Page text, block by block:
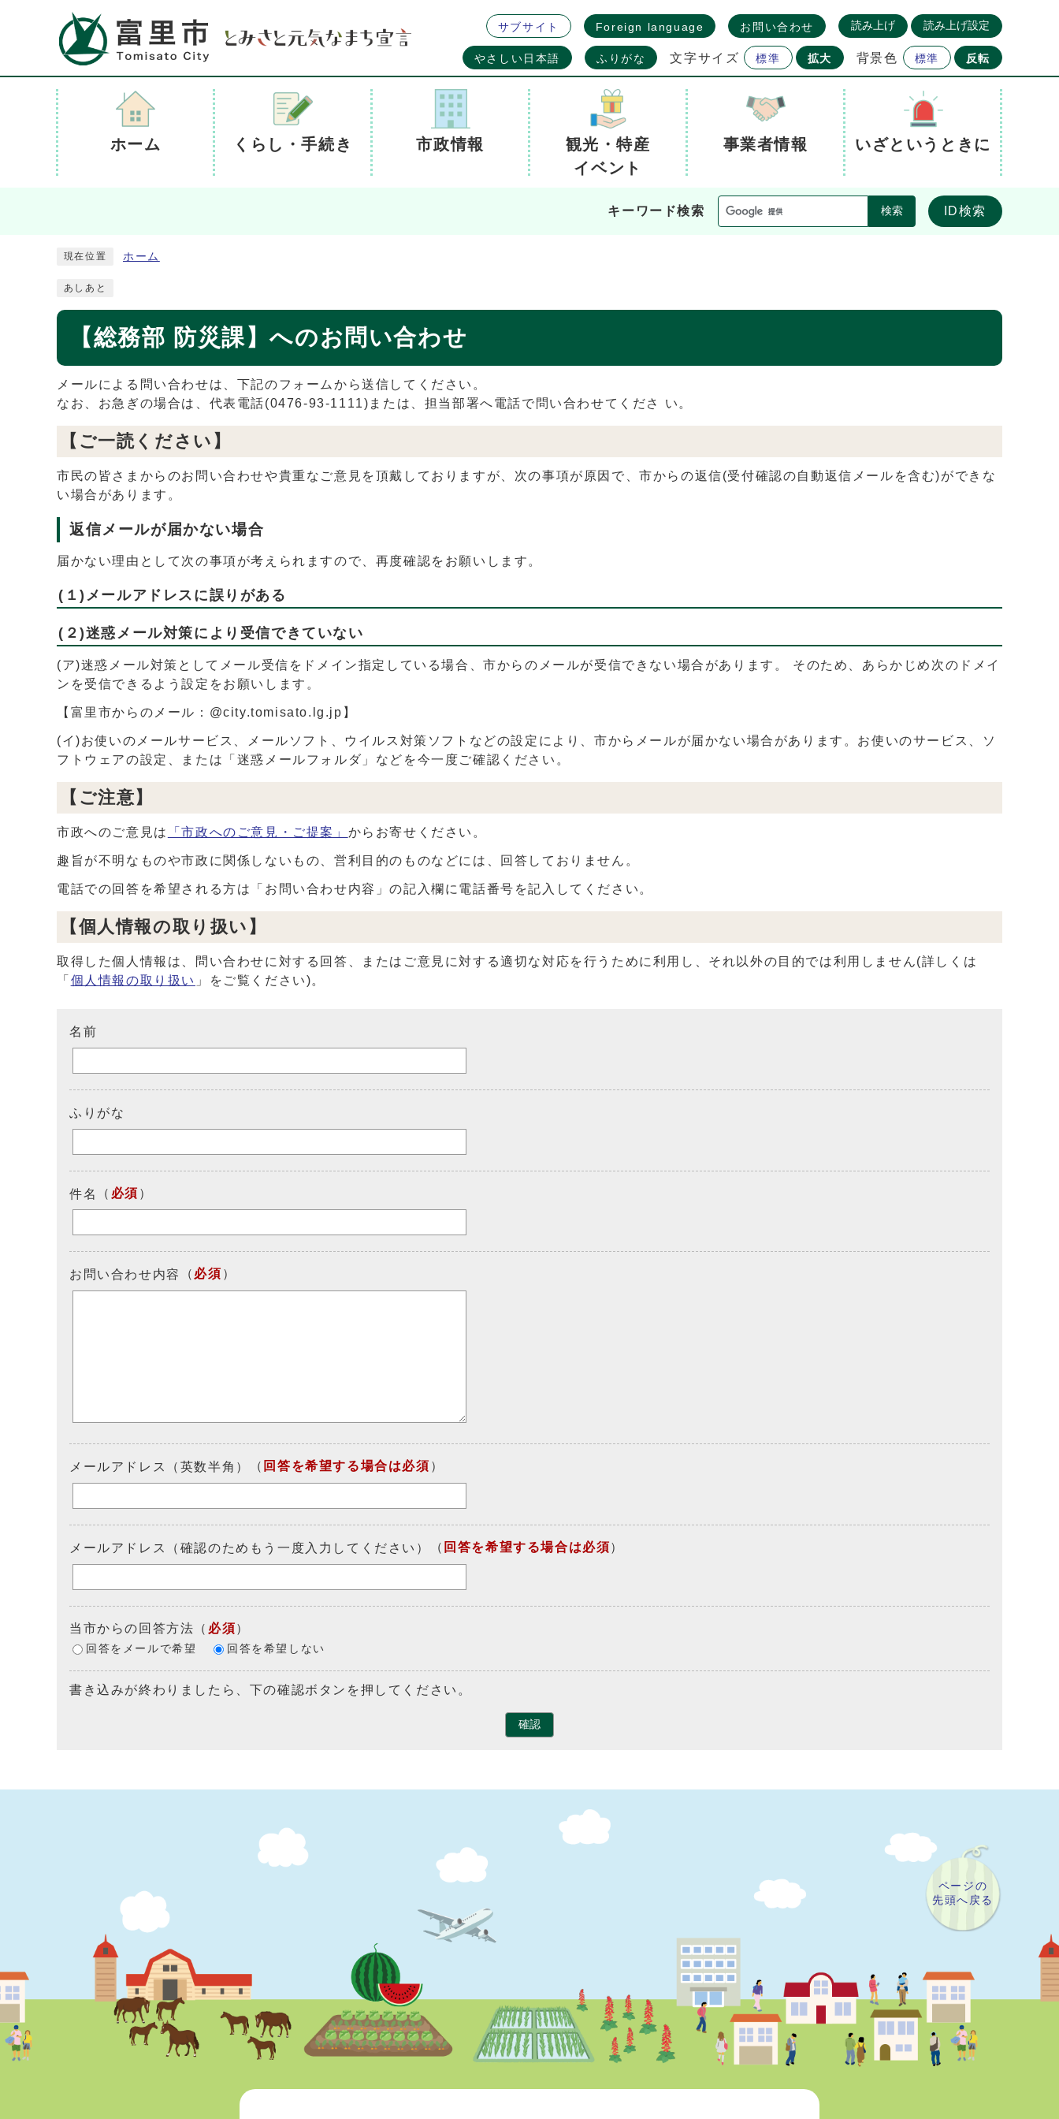
サブサイト Foreign language お問い合わせ 読み上げ 読み上げ設定
やさしい日本語 ふりがな 文字サイズ 標準 拡大 背景色 標準 反転
ホーム くらし・手続き 市政情報
観光・特産
イベント
事業者情報 いざというときに
キーワード検索 検索 ID検索
現在位置 ホーム
あしあと
【総務部 防災課】へのお問い合わせ
メールによる問い合わせは、下記のフォームから送信してください。
なお、お急ぎの場合は、代表電話(0476-93-1111)または、担当部署へ電話で問い合わせてくださ い。
【ご一読ください】
市民の皆さまからのお問い合わせや貴重なご意見を頂戴しておりますが、次の事項が原因で、市からの返信(受付確認の自動返信メールを含む)ができな
い場合があります。
返信メールが届かない場合
届かない理由として次の事項が考えられますので、再度確認をお願いします。
(１)メールアドレスに誤りがある
(２)迷惑メール対策により受信できていない
(ア)迷惑メール対策としてメール受信をドメイン指定している場合、市からのメールが受信できない場合があります。 そのため、あらかじめ次のドメイ
ンを受信できるよう設定をお願いします。
【富里市からのメール：@city.tomisato.lg.jp】
(イ)お使いのメールサービス、メールソフト、ウイルス対策ソフトなどの設定により、市からメールが届かない場合があります。お使いのサービス、ソ
フトウェアの設定、または「迷惑メールフォルダ」などを今一度ご確認ください。
【ご注意】
市政へのご意見は 「市政へのご意見・ご提案」 からお寄せください。
趣旨が不明なものや市政に関係しないもの、営利目的のものなどには、回答しておりません。
電話での回答を希望される方は「お問い合わせ内容」の記入欄に電話番号を記入してください。
【個人情報の取り扱い】
取得した個人情報は、問い合わせに対する回答、またはご意見に対する適切な対応を行うために利用し、それ以外の目的では利用しません(詳しくは
「 個人情報の取り扱い 」をご覧ください)。
名前
ふりがな
件名 （ 必須 ）
お問い合わせ内容 （ 必須 ）
メールアドレス（英数半角） （ 回答を希望する場合は必須 ）
メールアドレス（確認のためもう一度入力してください） （ 回答を希望する場合は必須）
当市からの回答方法 （ 必須）
回答をメールで希望 回答を希望しない
書き込みが終わりましたら、下の確認ボタンを押してください。
確認
ページの
先頭へ戻る